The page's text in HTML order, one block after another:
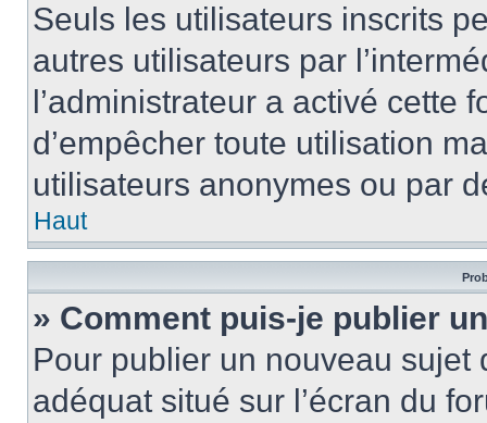
Seuls les utilisateurs inscrits
autres utilisateurs par
l’administrateur a activé cette
d’empêcher toute utilisation
utilisateurs anonymes ou par
Haut
» Comment puis-je publier
Pour publier un nouveau
adéquat situé sur l’écran du